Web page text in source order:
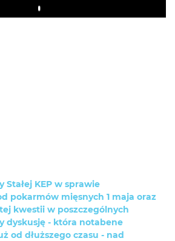
Play
Stałej KEP w sprawie
pokarmów mięsnych 1 maja oraz
kwestii w poszczególnych
dyskusję - która notabene
od dłuższego czasu - nad